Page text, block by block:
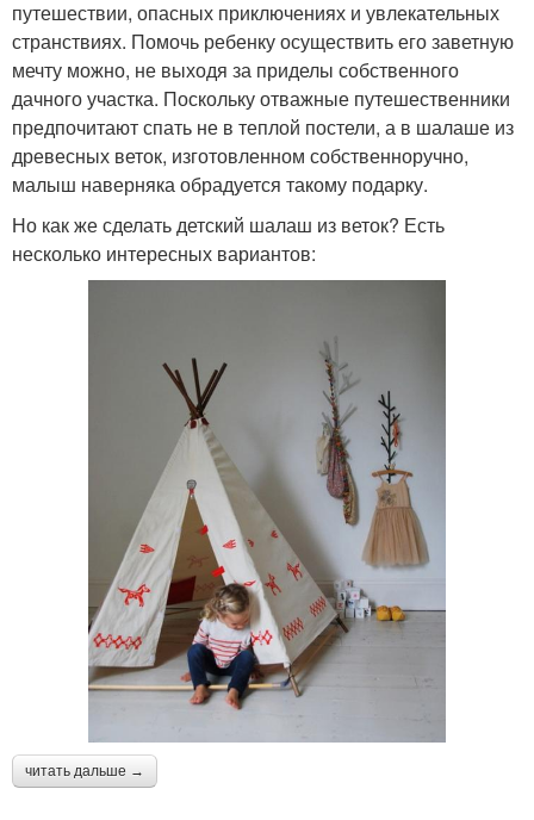
путешествии, опасных приключениях и увлекательных
странствиях. Помочь ребенку осуществить его заветную
мечту можно, не выходя за приделы собственного
дачного участка. Поскольку отважные путешественники
предпочитают спать не в теплой постели, а в шалаше из
древесных веток, изготовленном собственноручно,
малыш наверняка обрадуется такому подарку.
Но как же сделать детский шалаш из веток? Есть
несколько интересных вариантов:
читать дальше →